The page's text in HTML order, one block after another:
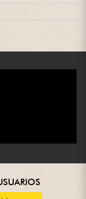
Trussart Arcane
Trussart Arcane